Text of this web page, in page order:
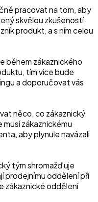
pracovat na tom, aby
skvělou zkušeností.
produkt, a s ním celou
během zákaznického
tím více bude
a doporučovat vás
něco, co zákaznický
zákaznickému
aby plynule navázali
tým shromažďuje
prodejnímu oddělení při
zákaznické oddělení